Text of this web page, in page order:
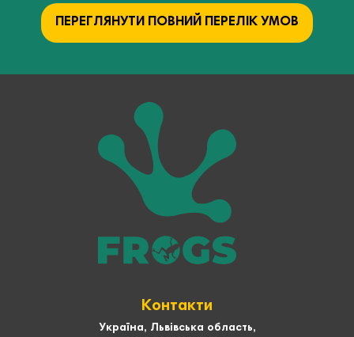
ПЕРЕГЛЯНУТИ ПОВНИЙ ПЕРЕЛІК УМОВ
Контакти
Україна, Львівська область,